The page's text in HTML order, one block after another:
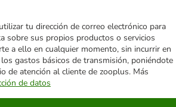
tu dirección de correo electrónico para
sobre sus propios productos o servicios
a ello en cualquier momento, sin incurrir en
gastos básicos de transmisión, poniéndote
de atención al cliente de zooplus. Más
de datos